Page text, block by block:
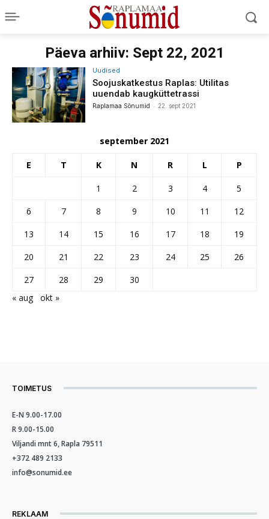
Päeva arhiiv: Sept 22, 2021
Uudised
Soojuskatkestus Raplas: Utilitas
uuendab kaugküttetrassi
Raplamaa Sõnumid - 22. sept 2021
september 2021
E T K N R L P
1 2 3 4
5
6
7 8 9 10 11
12
13
14 15 16 17 18
19
20
21 22 23 24 25
26
27
28 29
30
« aug
okt »
TOIMETUS
E-N 9.00-17.00
R 9.00-15.00
Viljandi mnt 6, Rapla 79511
+372 489 2133
info@sonumid.ee
REKLAAM